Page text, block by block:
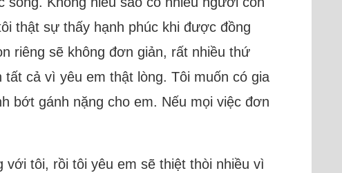
thật sự thấy hạnh phúc khi được đồng
riêng sẽ không đơn giản, rất nhiều thứ
cả vì yêu em thật lòng. Tôi muốn có gia
bớt gánh nặng cho em. Nếu mọi việc đơn
tôi, rồi tôi yêu em sẽ thiệt thòi nhiều vì